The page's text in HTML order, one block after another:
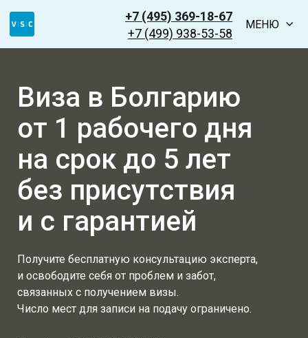
+7 (495) 369-18-67
+7 (499) 938-53-58
МЕНЮ
Виза в Болгарию
от 1 рабочего дня
на срок до 5 лет
без присутствия
и с гарантией
Получите бесплатную консультацию эксперта,
и освободите себя от проблем и забот,
связанных с получением визы.
Число мест для записи на подачу ограничено.